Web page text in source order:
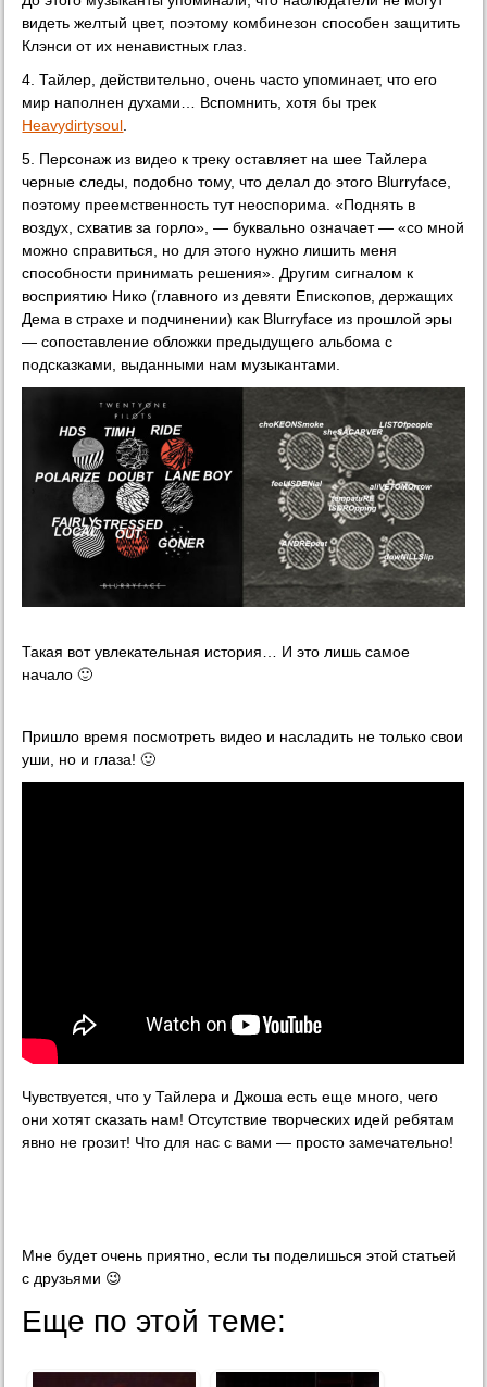
видеть желтый цвет, поэтому комбинезон способен защитить
Клэнси от их ненавистных глаз.
4. Тайлер, действительно, очень часто упоминает, что его
мир наполнен духами… Вспомнить, хотя бы трек
Heavydirtysoul
5. Персонаж из видео к треку оставляет на шее Тайлера
черные следы, подобно тому, что делал до этого Blurryface,
поэтому преемственность тут неоспорима. «Поднять в
воздух, схватив за горло», — буквально означает — «со мной
можно справиться, но для этого нужно лишить меня
способности принимать решения». Другим сигналом к
восприятию Нико (главного из девяти Епископов, держащих
Дема в страхе и подчинении) как Blurryface из прошлой эры
— сопоставление обложки предыдущего альбома с
подсказками, выданными нам музыкантами.
Такая вот увлекательная история… И это лишь самое
начало 🙂
Пришло время посмотреть видео и насладить не только свои
уши, но и глаза! 🙂
Чувствуется, что у Тайлера и Джоша есть еще много, чего
они хотят сказать нам! Отсутствие творческих идей ребятам
явно не грозит! Что для нас с вами — просто замечательно!
Мне будет очень приятно, если ты поделишься этой статьей
с друзьями 😉
Еще по этой теме: